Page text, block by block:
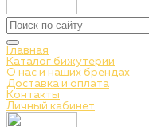
Главная
Каталог бижутерии
О нас и наших брендах
Доставка и оплата
Контакты
Личный кабинет